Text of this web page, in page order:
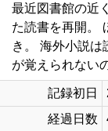
最近図書館の近
た読書を再開。
き。 海外小説
が覚えられない
記録初日
経過日数